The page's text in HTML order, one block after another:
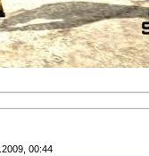
00:44